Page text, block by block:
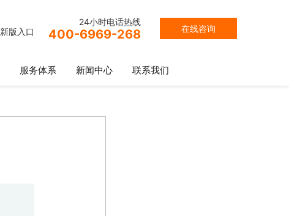
在线咨询
24小时电话热线
400-6969-268
新版入口
服务体系 新闻中心 联系我们